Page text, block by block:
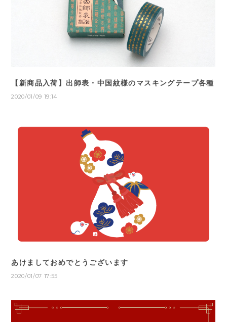
【新商品入荷】出師表・中国紋様のマスキングテープ各種
2020/01/09 19:14
あけましておめでとうございます
2020/01/07 17:55